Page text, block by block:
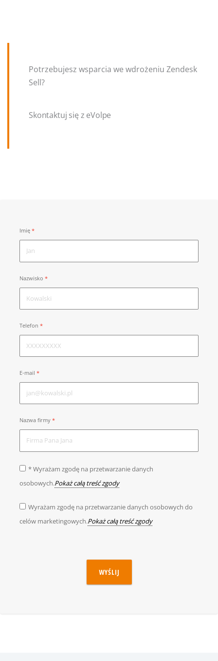
Potrzebujesz wsparcia we wdrożeniu Zendesk
Sell?
Skontaktuj się z eVolpe
Imię
Nazwisko
Telefon
E-mail
Nazwa firmy
* Wyrażam zgodę na przetwarzanie danych
osobowych.Pokaż całą treść zgody
Wyrażam zgodę na przetwarzanie danych osobowych do
celów marketingowych.Pokaż całą treść zgody
WYŚLIJ